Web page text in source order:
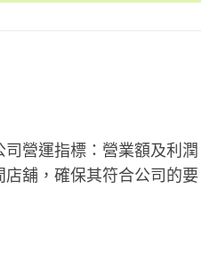
營運指標：營業額及利潤
舖，確保其符合公司的要
食品丶環境質素，持續改